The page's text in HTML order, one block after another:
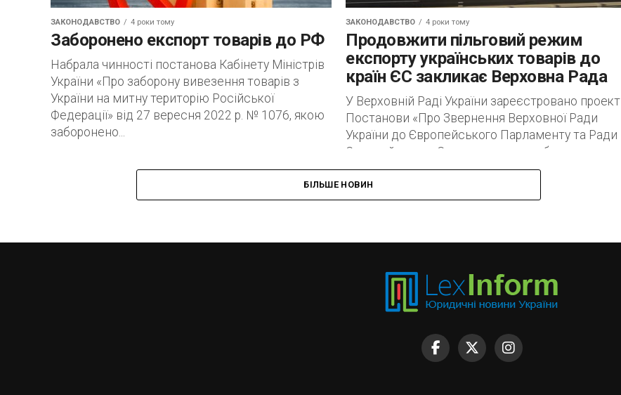
ЗАКОНОДАВСТВО 4 роки тому
Заборонено експорт товарів до РФ
Набрала чинності постанова Кабінету Міністрів
України «Про заборону вивезення товарів з
України на митну територію Російської
Федерації» від 27 вересня 2022 р. № 1076, якою
заборонено...
ЗАКОНОДАВСТВО 4 роки тому
Продовжити пільговий режим
експорту українських товарів до
країн ЄС закликає Верховна Рада
У Верховній Раді України зареєстровано проект
Постанови «Про Звернення Верховної Ради
України до Європейського Парламенту та Ради
Європейського Союзу щодо поглиблення
економічної співпраці та продовження дії...
БІЛЬШЕ НОВИН